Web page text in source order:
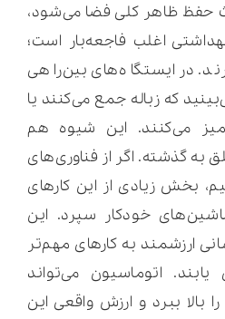
ظاهر کلی فضا می‌شود،
اغلب فاجعه‌بار است؛
در ایستگاه‌های بین‌راهی
که زباله جمع می‌کنند یا
می‌کنند. این شیوه هم
به گذشته. اگر از فناوری‌های
بخش زیادی از این کارهای
خودکار سپرد. این
ارزشمند به کارهای مهم‌تر
اتوماسیون می‌تواند
بالا ببرد و ارزش واقعی این